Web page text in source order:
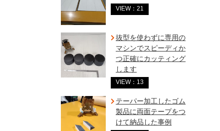
VIEW：21
抜型を使わずに専用の
マシンでスピーディか
つ正確にカッティング
します
VIEW：13
テーパー加工したゴム
製品に両面テープをつ
けて納品した事例